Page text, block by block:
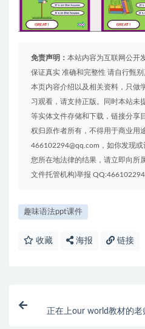
免责声明： 本站内容为互联网公开
保证真实 准确和完整性 请自行甄
本页内容介绍以及相关资料，只做
习观看，请支持正版。同时本站未
等实体文件存储和下载，链接分享
权归原作者所有，不得用于商业用
466102294@qq.com，如你发现
您所在地法律的结果，请立即向所
文件托管机构)举报 QQ:466102294
趣味语法ppt课件
收藏 海报 链接
正在上our world教材的老